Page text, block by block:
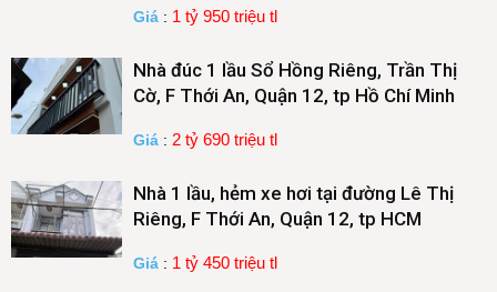
Giá : 1 tỷ 950 triệu tl
Nhà đúc 1 lầu Sổ Hồng Riêng, Trần Thị
Cờ, F Thới An, Quận 12, tp Hồ Chí Minh
Giá : 2 tỷ 690 triệu tl
Nhà 1 lầu, hẻm xe hơi tại đường Lê Thị
Riêng, F Thới An, Quận 12, tp HCM
Giá : 1 tỷ 450 triệu tl